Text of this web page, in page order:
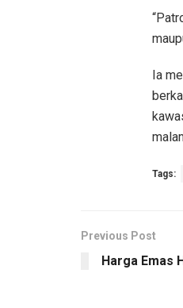
Ia
Tags:
Previous Post
Harga Emas